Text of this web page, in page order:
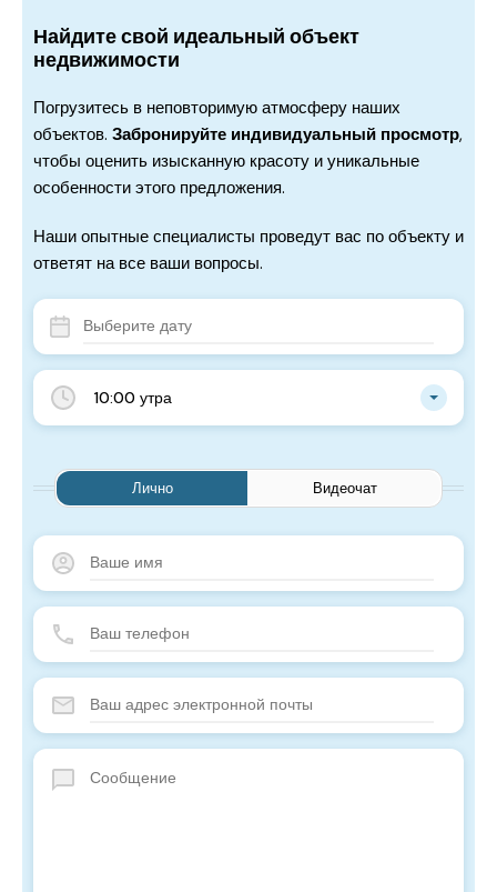
10:00 утра
Лично Видеочат
Найдите свой идеальный объект
недвижимости
Погрузитесь в неповторимую атмосферу наших
объектов. Забронируйте индивидуальный просмотр,
чтобы оценить изысканную красоту и уникальные
особенности этого предложения.
Наши опытные специалисты проведут вас по объекту и
ответят на все ваши вопросы.